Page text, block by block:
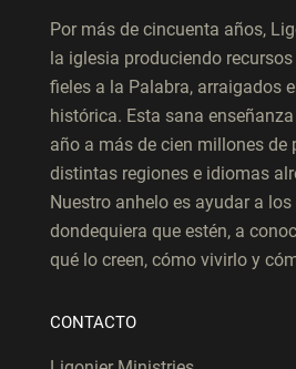
Por más de cincuenta años,
la iglesia produciendo
fieles a la Palabra, arraigados
histórica. Esta sana
año a más de cien millones de
distintas regiones e idiomas
Nuestro anhelo es ayudar a
dondequiera que estén, a
qué lo creen, cómo vivirlo y
CONTACTO